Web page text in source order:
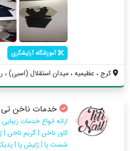
آموزشگاه آرایشگری
کرج ، عظیمیه ، میدان استقلال (اسبی) ،
خدمات ناخن
ارائه انواع خدمات
کاور‌ ناخن | گریم ناخن |
شست پا | ژلیش پا |